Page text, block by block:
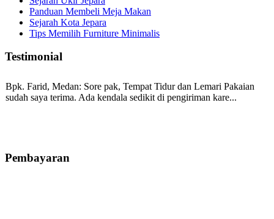
Panduan Membeli Meja Makan
Sejarah Kota Jepara
Tips Memilih Furniture Minimalis
Testimonial
Bpk. Farid, Medan: Sore pak, Tempat Tidur dan Lemari Pakaian
sudah saya terima. Ada kendala sedikit di pengiriman kare...
bale2 dan kursi teras saya sudah saya terima dan p...
Pembayaran